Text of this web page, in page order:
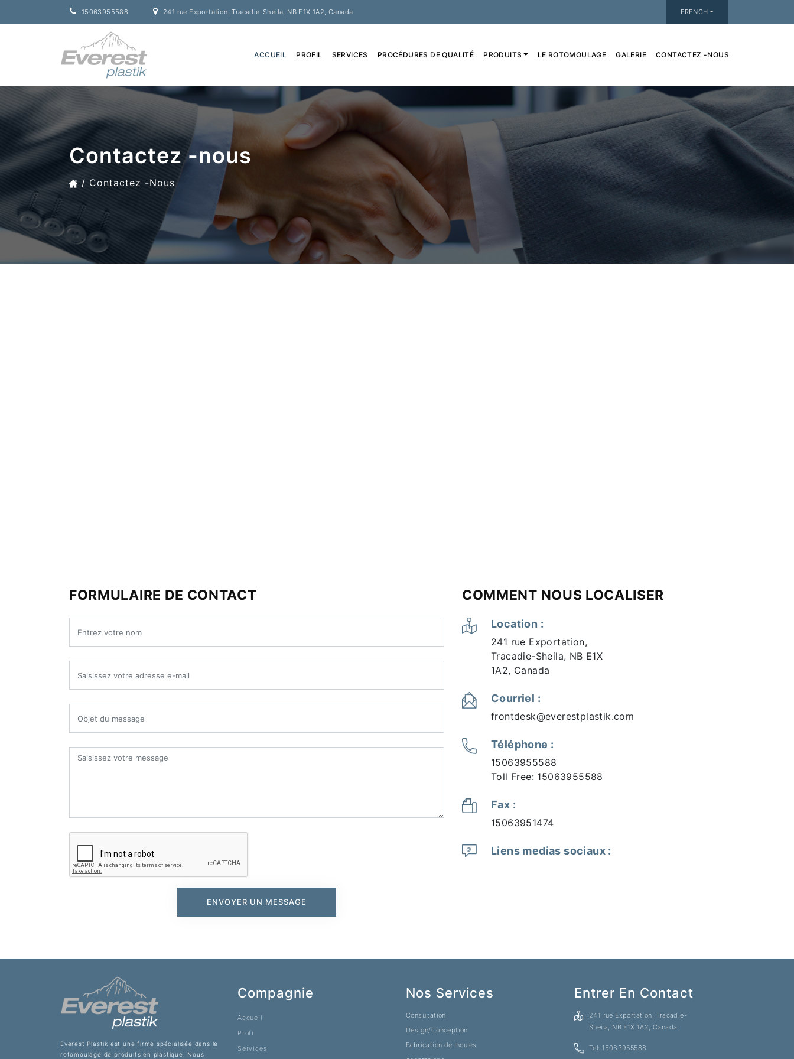
15063955588 241 rue Exportation, Tracadie-Sheila, NB E1X 1A2, Canada FRENCH
ACCUEIL PROFIL SERVICES PROCÉDURES DE QUALITÉ PRODUITS LE ROTOMOULAGE GALERIE CONTACTEZ -NOUS
Contactez -nous
Contactez -nous
FORMULAIRE DE CONTACT
ENVOYER UN MESSAGE
COMMENT NOUS LOCALISER
Location :
241 rue Exportation,
Tracadie-Sheila, NB E1X
1A2, Canada
Courriel :
frontdesk@everestplastik.com
Téléphone :
15063955588
Toll Free: 15063955588
Fax :
15063951474
Liens medias sociaux :
Everest Plastik est une firme spécialisée dans le
rotomoulage de produits en plastique. Nous
Compagnie
Accueil
Profil
Services
Nos Services
Consultation
Design/Conception
Fabrication de moules
Entrer En Contact
241 rue Exportation, Tracadie-
Sheila, NB E1X 1A2, Canada
Tel: 15063955588